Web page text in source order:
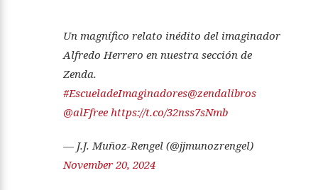
Un magnífico relato inédito del imaginador
Alfredo Herrero en nuestra sección de
Zenda.
#EscueladeImaginadores@zendalibros
@alFfree https://t.co/32nss7sNmb
— J.J. Muñoz-Rengel (@jjmunozrengel)
November 20, 2024